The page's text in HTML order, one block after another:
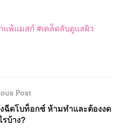
แพ้แมสก์ #เคล็ดลับดูแลผิว
Post
ฉีดโบท็อกซ์ ห้ามทำและต้องงด
รบ้าง?